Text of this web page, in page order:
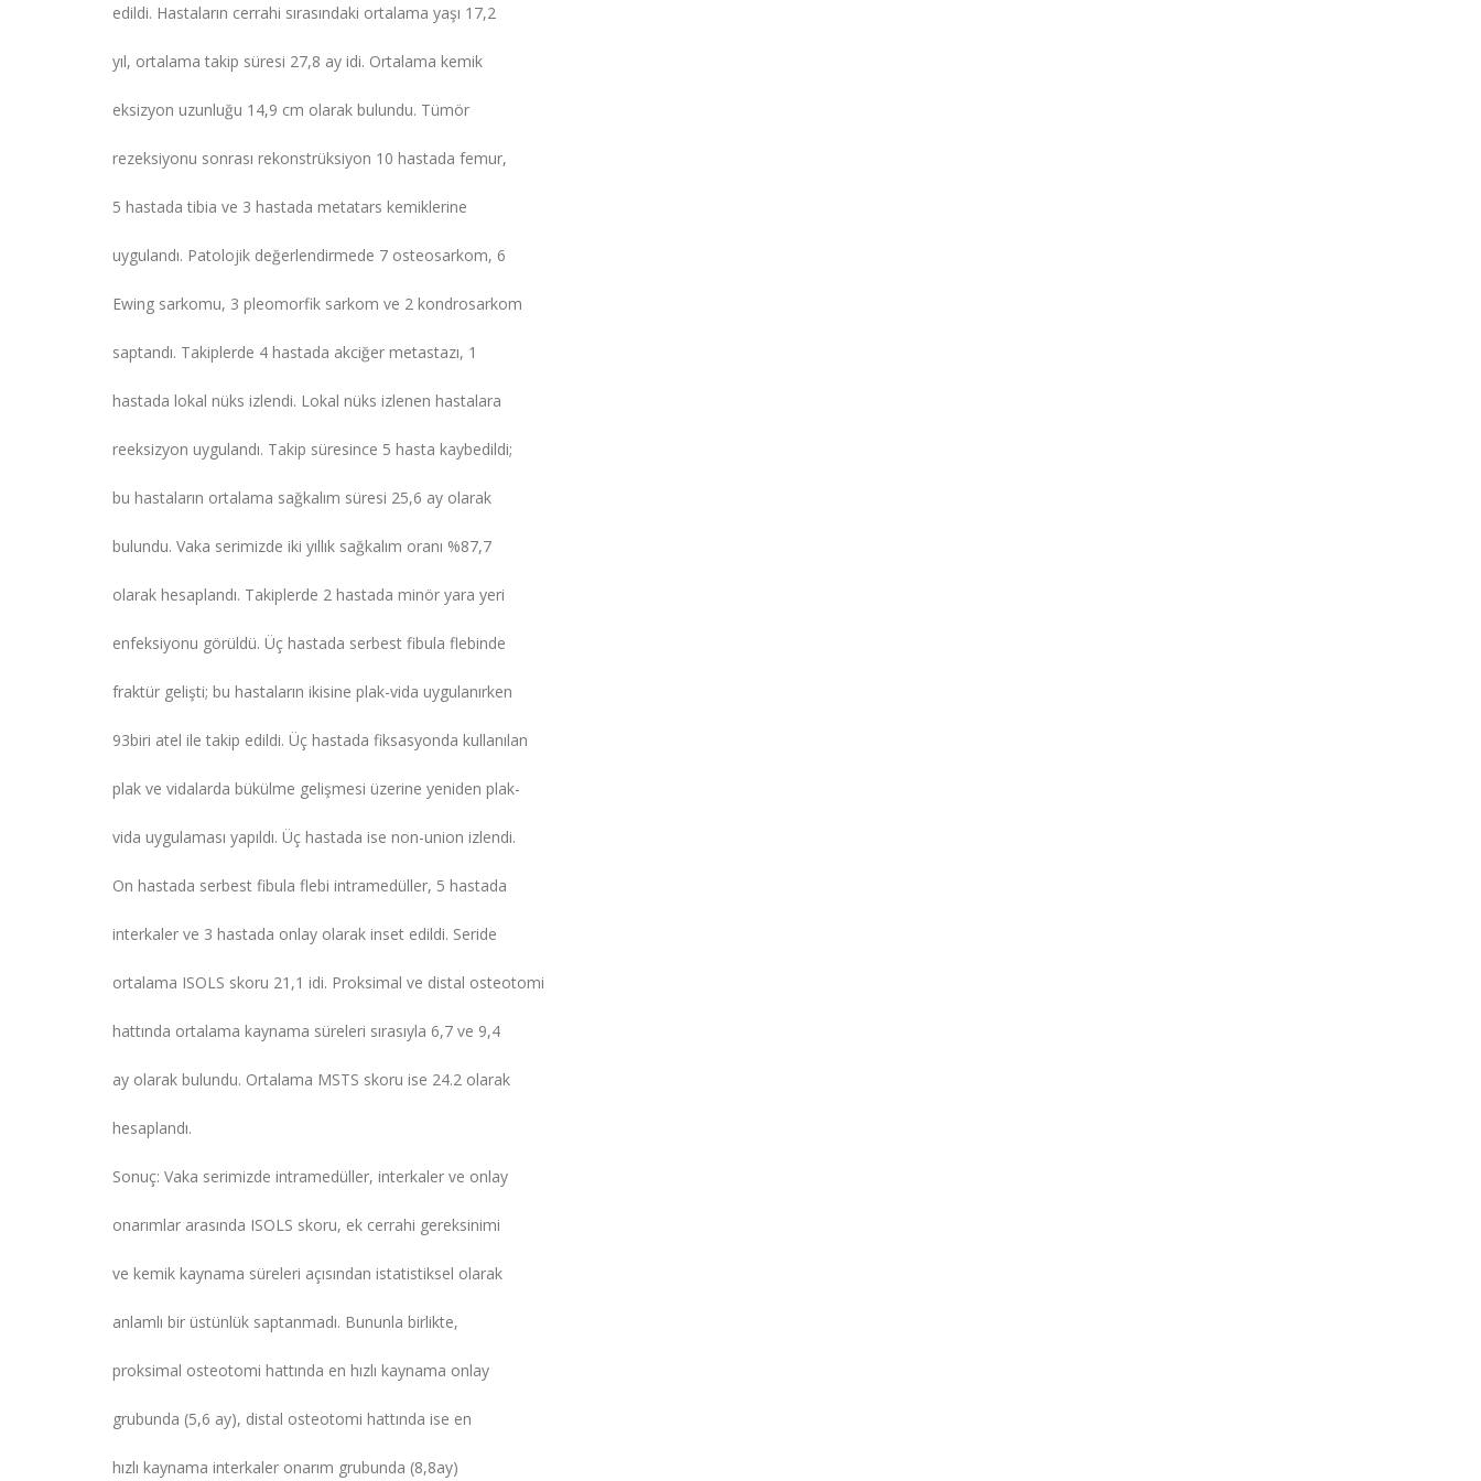
edildi. Hastaların cerrahi sırasındaki ortalama yaşı 17,2
yıl, ortalama takip süresi 27,8 ay idi. Ortalama kemik
eksizyon uzunluğu 14,9 cm olarak bulundu. Tümör
rezeksiyonu sonrası rekonstrüksiyon 10 hastada femur,
5 hastada tibia ve 3 hastada metatars kemiklerine
uygulandı. Patolojik değerlendirmede 7 osteosarkom, 6
Ewing sarkomu, 3 pleomorfik sarkom ve 2 kondrosarkom
saptandı. Takiplerde 4 hastada akciğer metastazı, 1
hastada lokal nüks izlendi. Lokal nüks izlenen hastalara
reeksizyon uygulandı. Takip süresince 5 hasta kaybedildi;
bu hastaların ortalama sağkalım süresi 25,6 ay olarak
bulundu. Vaka serimizde iki yıllık sağkalım oranı %87,7
olarak hesaplandı. Takiplerde 2 hastada minör yara yeri
enfeksiyonu görüldü. Üç hastada serbest fibula flebinde
fraktür gelişti; bu hastaların ikisine plak-vida uygulanırken
93biri atel ile takip edildi. Üç hastada fiksasyonda kullanılan
plak ve vidalarda bükülme gelişmesi üzerine yeniden plak-
vida uygulaması yapıldı. Üç hastada ise non-union izlendi.
On hastada serbest fibula flebi intramedüller, 5 hastada
interkaler ve 3 hastada onlay olarak inset edildi. Seride
ortalama ISOLS skoru 21,1 idi. Proksimal ve distal osteotomi
hattında ortalama kaynama süreleri sırasıyla 6,7 ve 9,4
ay olarak bulundu. Ortalama MSTS skoru ise 24.2 olarak
hesaplandı.
Sonuç: Vaka serimizde intramedüller, interkaler ve onlay
onarımlar arasında ISOLS skoru, ek cerrahi gereksinimi
ve kemik kaynama süreleri açısından istatistiksel olarak
anlamlı bir üstünlük saptanmadı. Bununla birlikte,
proksimal osteotomi hattında en hızlı kaynama onlay
grubunda (5,6 ay), distal osteotomi hattında ise en
hızlı kaynama interkaler onarım grubunda (8,8ay)